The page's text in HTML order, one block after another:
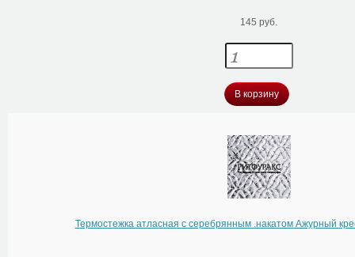
145 руб.
В корзину
Термостежка атласная с серебрянным .накатом Ажурный